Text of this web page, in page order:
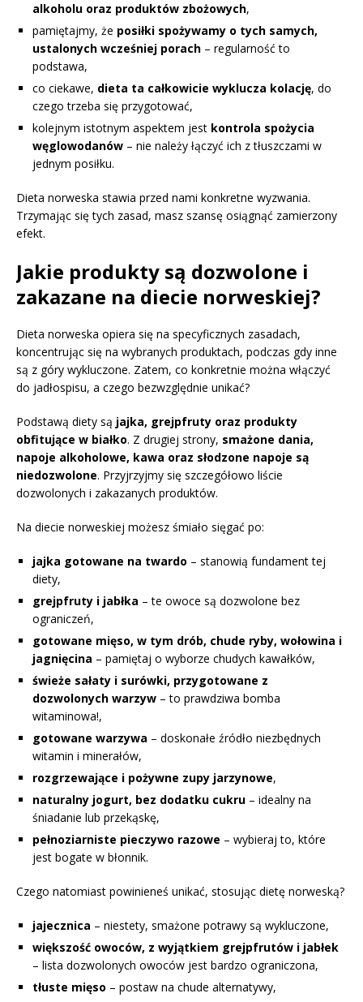
alkoholu oraz produktów zbożowych,
pamiętajmy, że posiłki spożywamy o tych samych,
ustalonych wcześniej porach – regularność to
podstawa,
co ciekawe, dieta ta całkowicie wyklucza kolację, do
czego trzeba się przygotować,
kolejnym istotnym aspektem jest kontrola spożycia
węglowodanów – nie należy łączyć ich z tłuszczami w
jednym posiłku.
Dieta norweska stawia przed nami konkretne wyzwania.
Trzymając się tych zasad, masz szansę osiągnąć zamierzony
efekt.
Jakie produkty są dozwolone i
zakazane na diecie norweskiej?
Dieta norweska opiera się na specyficznych zasadach,
koncentrując się na wybranych produktach, podczas gdy inne
są z góry wykluczone. Zatem, co konkretnie można włączyć
do jadłospisu, a czego bezwzględnie unikać?
Podstawą diety są jajka, grejpfruty oraz produkty
obfitujące w białko. Z drugiej strony, smażone dania,
napoje alkoholowe, kawa oraz słodzone napoje są
niedozwolone. Przyjrzyjmy się szczegółowo liście
dozwolonych i zakazanych produktów.
Na diecie norweskiej możesz śmiało sięgać po:
jajka gotowane na twardo – stanowią fundament tej
diety,
grejpfruty i jabłka – te owoce są dozwolone bez
ograniczeń,
gotowane mięso, w tym drób, chude ryby, wołowina i
jagnięcina – pamiętaj o wyborze chudych kawałków,
świeże sałaty i surówki, przygotowane z
dozwolonych warzyw – to prawdziwa bomba
witaminowa!,
gotowane warzywa – doskonałe źródło niezbędnych
witamin i minerałów,
rozgrzewające i pożywne zupy jarzynowe,
naturalny jogurt, bez dodatku cukru – idealny na
śniadanie lub przekąskę,
pełnoziarniste pieczywo razowe – wybieraj to, które
jest bogate w błonnik.
Czego natomiast powinieneś unikać, stosując dietę norweską?
jajecznica – niestety, smażone potrawy są wykluczone,
większość owoców, z wyjątkiem grejpfrutów i jabłek
– lista dozwolonych owoców jest bardzo ograniczona,
tłuste mięso – postaw na chude alternatywy,